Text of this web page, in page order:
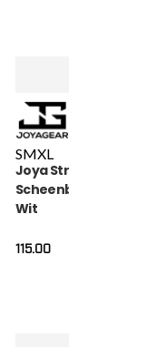
SMXL
Joya Strike
Scheenbeschermers
Wit
115.00